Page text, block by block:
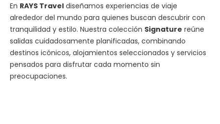
En RAYS Travel diseñamos experiencias de viaje
alrededor del mundo para quienes buscan descubrir con
tranquilidad y estilo. Nuestra colección Signature reúne
salidas cuidadosamente planificadas, combinando
destinos icónicos, alojamientos seleccionados y servicios
pensados para disfrutar cada momento sin
preocupaciones.